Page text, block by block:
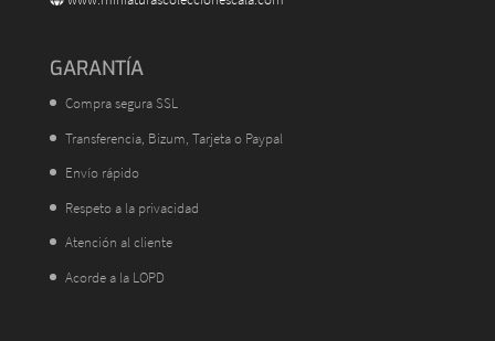
GARANTÍA
Compra segura SSL
Transferencia, Bizum, Tarjeta o Paypal
Envío rápido
Respeto a la privacidad
Atención al cliente
Acorde a la LOPD